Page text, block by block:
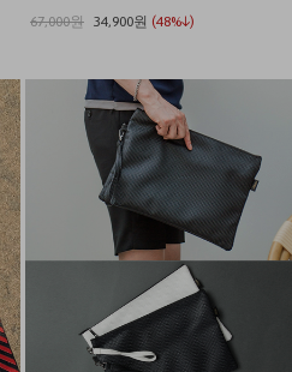
67,000원 34,900원 (48%↓)